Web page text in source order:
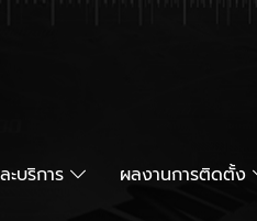
ะบริการ ผลงานการติดตั้ง